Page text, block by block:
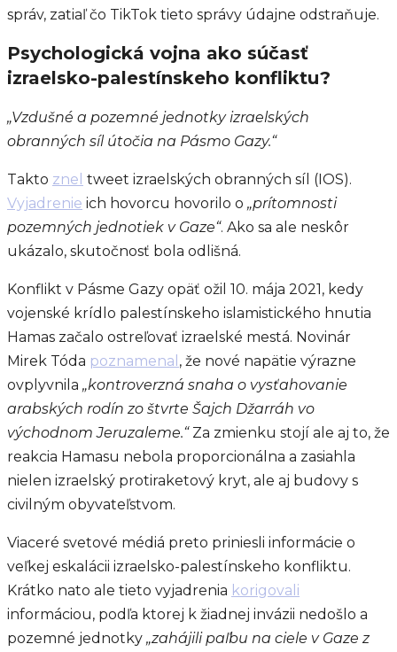
správ, zatiaľ čo TikTok tieto správy údajne odstraňuje.
Psychologická vojna ako súčasť
izraelsko-palestínskeho konfliktu?
„Vzdušné a pozemné jednotky izraelských
obranných síl útočia na Pásmo Gazy.“
Takto znel tweet izraelských obranných síl (IOS).
Vyjadrenie ich hovorcu hovorilo o „prítomnosti
pozemných jednotiek v Gaze“. Ako sa ale neskôr
ukázalo, skutočnosť bola odlišná.
Konflikt v Pásme Gazy opäť ožil 10. mája 2021, kedy
vojenské krídlo palestínskeho islamistického hnutia
Hamas začalo ostreľovať izraelské mestá. Novinár
Mirek Tóda poznamenal , že nové napätie výrazne
ovplyvnila „kontroverzná snaha o vysťahovanie
arabských rodín zo štvrte Šajch Džarráh vo
východnom Jeruzaleme.“ Za zmienku stojí ale aj to, že
reakcia Hamasu nebola proporcionálna a zasiahla
nielen izraelský protiraketový kryt, ale aj budovy s
civilným obyvateľstvom.
Viaceré svetové médiá preto priniesli informácie o
veľkej eskalácii izraelsko-palestínskeho konfliktu.
Krátko nato ale tieto vyjadrenia korigovali
informáciou, podľa ktorej k žiadnej invázii nedošlo a
pozemné jednotky „zahájili paľbu na ciele v Gaze z